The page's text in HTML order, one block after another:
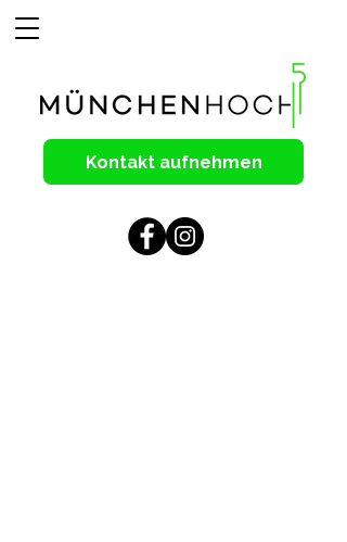
Kontakt aufnehmen